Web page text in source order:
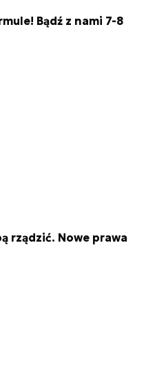
Bądź z nami 7-8
rządzić. Nowe prawa